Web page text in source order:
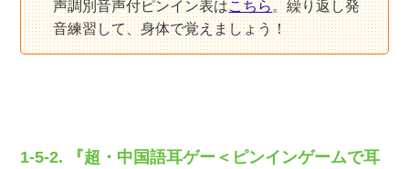
声調別音声付ピンイン表はこちら。繰り返し発
音練習して、身体で覚えましょう！
1-5-2. 『超・中国語耳ゲー＜ピンインゲームで耳